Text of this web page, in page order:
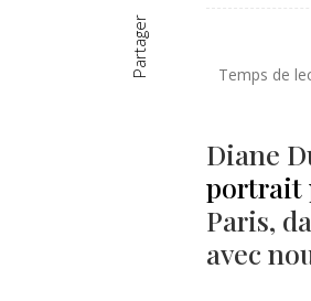
Partager
Diane
portrait
Paris,
avec